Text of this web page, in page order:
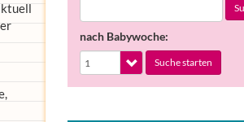
nach Babywoche:
Suche starten